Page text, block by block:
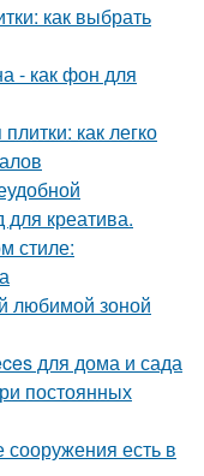
как выбрать
- как фон для
как легко
для креатива.
стиле:
любимой зоной
для дома и сада
постоянных
есть в